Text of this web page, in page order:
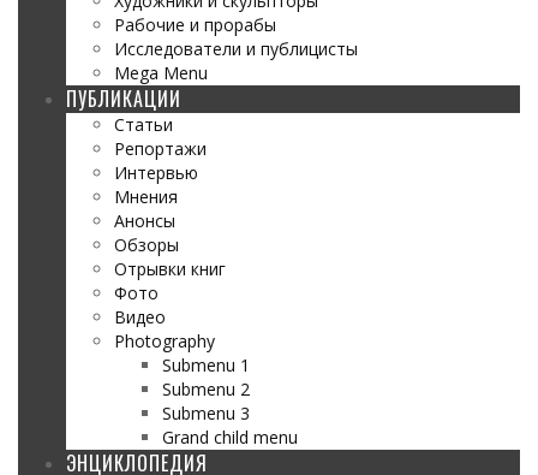
Рабочие и прорабы
Исследователи и публицисты
Mega Menu
ПУБЛИКАЦИИ
Статьи
Репортажи
Интервью
Мнения
Анонсы
Обзоры
Отрывки книг
Фото
Видео
Photography
Submenu 1
Submenu 2
Submenu 3
Grand child menu
ЭНЦИКЛОПЕДИЯ